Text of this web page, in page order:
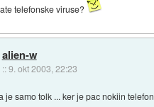
telefonske viruse?
alien-w
::9. okt 2003, 22:23
je samo tolk ... ker je pac nokiin